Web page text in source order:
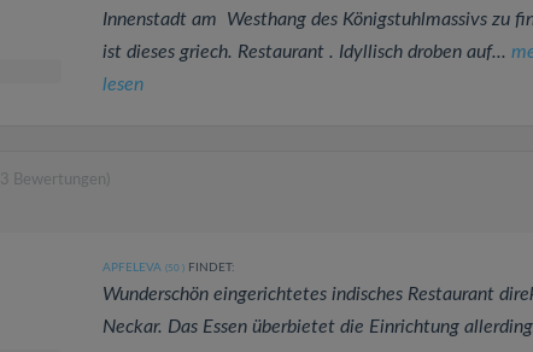
Innenstadt am Westhang des Königstuhlmassivs zu
ist dieses griech. Restaurant . Idyllisch droben auf...
lesen
(3 Bewertungen)
APFELEVA (50 )FINDET:
Wunderschön eingerichtetes indisches Restaurant
Neckar. Das Essen überbietet die Einrichtung